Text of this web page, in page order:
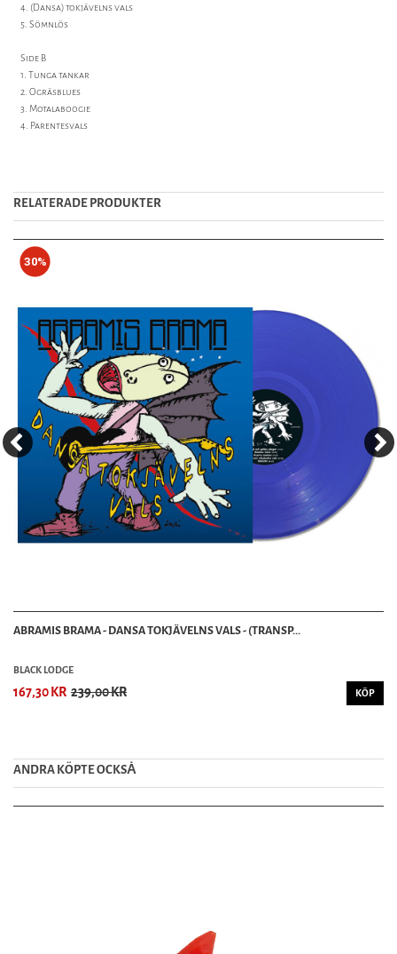
4. (Dansa) tokjävelns vals
5. Sömnlös
Side B
1. Tunga tankar
2. Ogräsblues
3. Motalaboogie
4. Parentesvals
RELATERADE PRODUKTER
30%
ABRAMIS BRAMA - DANSA TOKJÄVELNS VALS - (TRANSP...
BLACK LODGE
167,30 KR 239,00 KR KÖP
ANDRA KÖPTE OCKSȦ